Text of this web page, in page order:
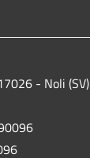
- Noli (SV)